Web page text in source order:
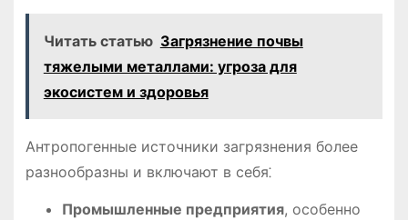
Читать статью Загрязнение почвы
тяжелыми металлами: угроза для
экосистем и здоровья
Антропогенные источники загрязнения более
разнообразны и включают в себя⁚
Промышленные предприятия, особенно